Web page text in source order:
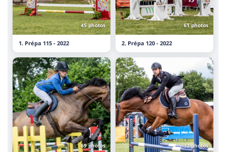
45 photos
1. Prépa 115 - 2022
61 photos
2. Prépa 120 - 2022
69 photos 32 photos